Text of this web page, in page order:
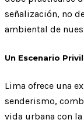
señalización, no
ambiental de
Un Escenario
Lima ofrece una
senderismo,
vida urbana con